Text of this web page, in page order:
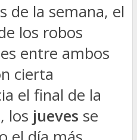
de la semana, el
los robos
entre ambos
cierta
el final de la
los jueves se